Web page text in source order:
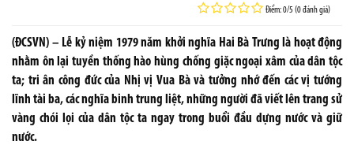
Điểm: 0/5 (0 đánh giá)
(ĐCSVN) – Lễ kỷ niệm 1979 năm khởi nghĩa Hai Bà Trưng là hoạt động
nhằm ôn lại tuyền thống hào hùng chống giặc ngoại xâm của dân tộc
ta; tri ân công đức của Nhị vị Vua Bà và tưởng nhớ đến các vị tướng
lĩnh tài ba, các nghĩa binh trung liệt, những người đã viết lên trang sử
vàng chói lọi của dân tộc ta ngay trong buổi đầu dựng nước và giữ
nước.